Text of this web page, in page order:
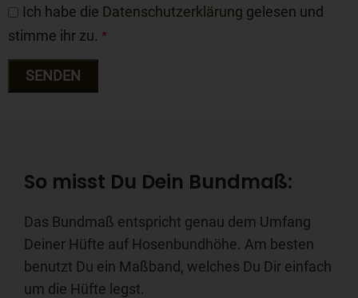
Ich habe die Datenschutzerklärung gelesen und
stimme ihr zu. *
So misst Du Dein Bundmaß:
Das Bundmaß entspricht genau dem Umfang
Deiner Hüfte auf Hosenbundhöhe. Am besten
benutzt Du ein Maßband, welches Du Dir einfach
um die Hüfte legst.